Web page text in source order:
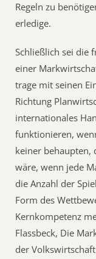
Regeln zu
erledige.
Schließlich sei die
einer
trage mit seinen
Richtung
internationales
funktionieren,
keiner behaupten,
wäre, wenn jede
die Anzahl der
Form des
Kernkompetenz
Flassbeck, Die
der